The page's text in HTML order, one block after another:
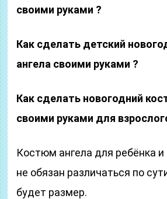
своими руками ?
Как сделать детский
ангела своими руками ?
Как сделать новогодний
своими руками для
Костюм ангела для ребёнка и
не обязан различаться по
будет размер.